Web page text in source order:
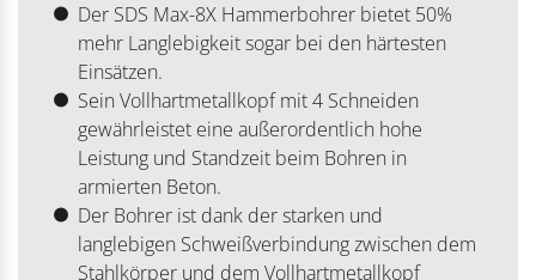
Der SDS Max-8X Hammerbohrer bietet 50%
mehr Langlebigkeit sogar bei den härtesten
Einsätzen.
Sein Vollhartmetallkopf mit 4 Schneiden
gewährleistet eine außerordentlich hohe
Leistung und Standzeit beim Bohren in
armierten Beton.
Der Bohrer ist dank der starken und
langlebigen Schweißverbindung zwischen dem
Stahlkörper und dem Vollhartmetallkopf